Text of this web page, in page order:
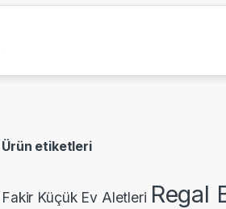
Ürün etiketleri
Fakir Küçük Ev Aletleri Regal